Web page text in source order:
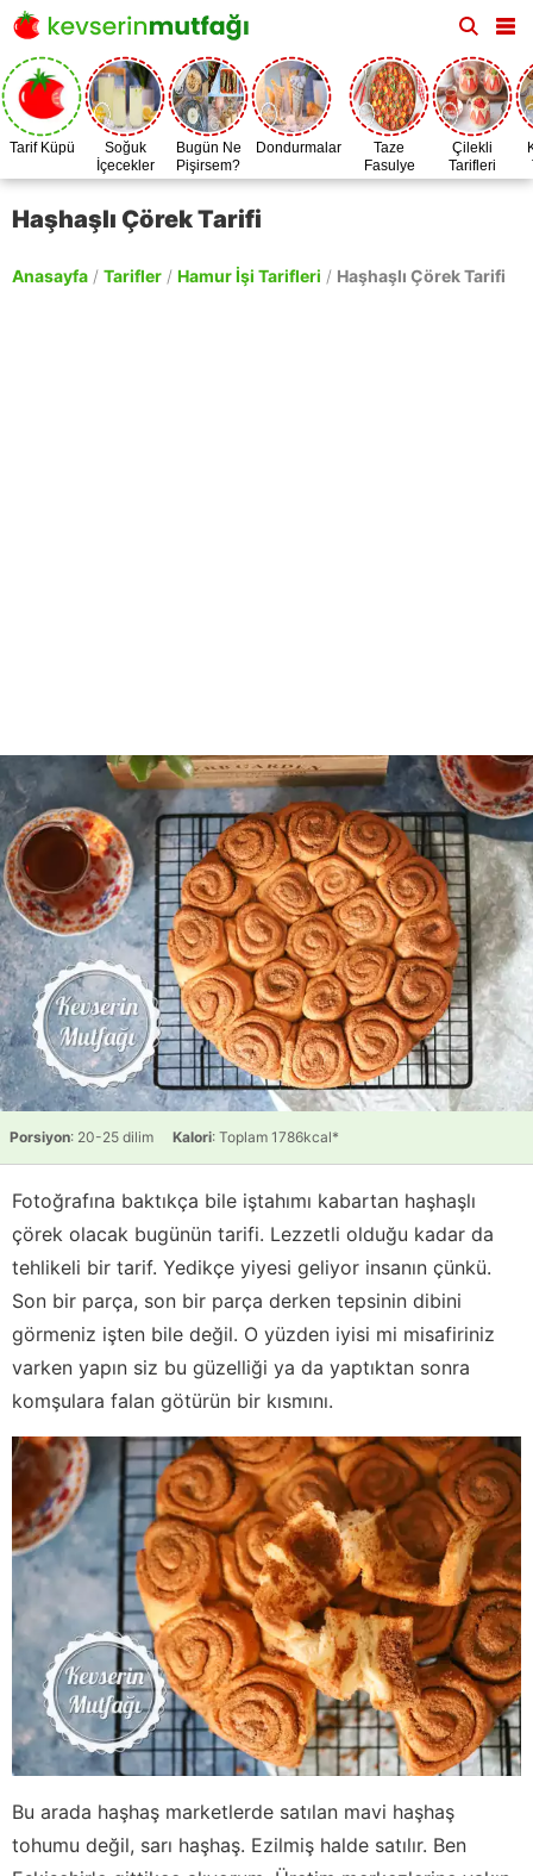
Tarif Küpü
Soğuk
İçecekler
Bugün Ne
Pişirsem?
Dondurmalar
Taze
Fasulye
Zamanı
Çilekli
Tarifleri
Haşhaşlı Çörek Tarifi
Anasayfa / Tarifler / Hamur İşi Tarifleri / Haşhaşlı Çörek Tarifi
Porsiyon: 20-25 dilim Kalori: Toplam 1786kcal*
Fotoğrafına baktıkça bile iştahımı kabartan haşhaşlı
çörek olacak bugünün tarifi. Lezzetli olduğu kadar da
tehlikeli bir tarif. Yedikçe yiyesi geliyor insanın çünkü.
Son bir parça, son bir parça derken tepsinin dibini
görmeniz işten bile değil. O yüzden iyisi mi misafiriniz
varken yapın siz bu güzelliği ya da yaptıktan sonra
komşulara falan götürün bir kısmını.
Bu arada haşhaş marketlerde satılan mavi haşhaş
tohumu değil, sarı haşhaş. Ezilmiş halde satılır. Ben